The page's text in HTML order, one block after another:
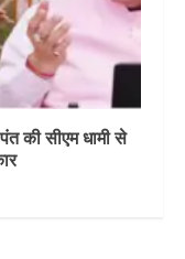
की सीएम धामी से